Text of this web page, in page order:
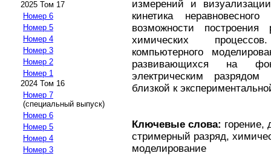
2025 Том 17
Номер 6
Номер 5
Номер 4
Номер 3
Номер 2
Номер 1
2024 Том 16
Номер 7
(специальный выпуск)
Номер 6
Номер 5
Номер 4
Номер 3
измерений и
кинетика
возможности
химических
компьютерного
развивающихся на
электрическим разрядом
близкой к
Ключевые слова: горение,
стримерный разряд,
моделирование